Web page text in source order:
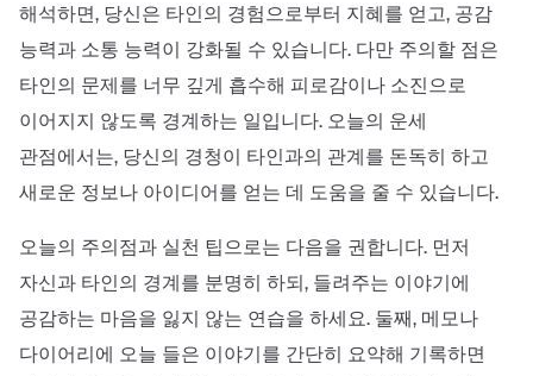
해석하면, 당신은 타인의 경험으로부터 지혜를 얻고, 공감
능력과 소통 능력이 강화될 수 있습니다. 다만 주의할 점은
타인의 문제를 너무 깊게 흡수해 피로감이나 소진으로
이어지지 않도록 경계하는 일입니다. 오늘의 운세
관점에서는, 당신의 경청이 타인과의 관계를 돈독히 하고
새로운 정보나 아이디어를 얻는 데 도움을 줄 수 있습니다.
오늘의 주의점과 실천 팁으로는 다음을 권합니다. 먼저
자신과 타인의 경계를 분명히 하되, 들려주는 이야기에
공감하는 마음을 잃지 않는 연습을 하세요. 둘째, 메모나
다이어리에 오늘 들은 이야기를 간단히 요약해 기록하면